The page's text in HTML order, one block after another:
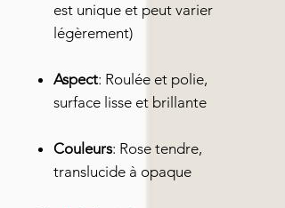
est unique et peut varier
légèrement)
Aspect: Roulée et polie,
surface lisse et brillante
Couleurs: Rose tendre,
translucide à opaque